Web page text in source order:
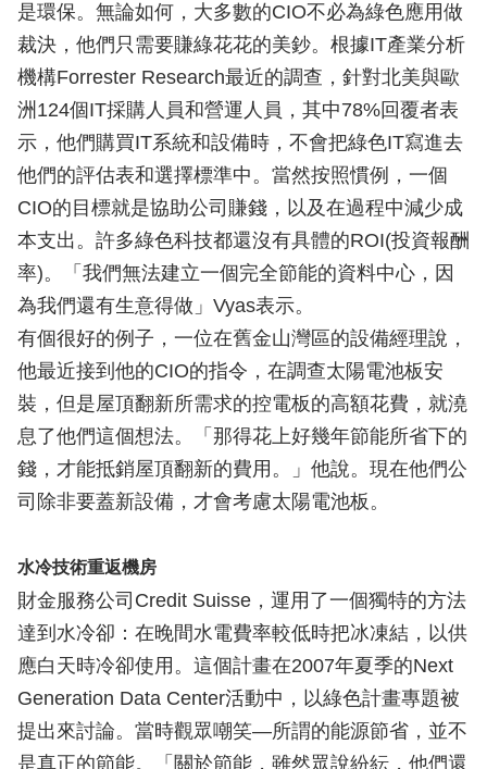
是環保。無論如何，大多數的CIO不必為綠色應用做
裁決，他們只需要賺綠花花的美鈔。根據IT產業分析
機構Forrester Research最近的調查，針對北美與歐
洲124個IT採購人員和營運人員，其中78%回覆者表
示，他們購買IT系統和設備時，不會把綠色IT寫進去
他們的評估表和選擇標準中。當然按照慣例，一個
CIO的目標就是協助公司賺錢，以及在過程中減少成
本支出。許多綠色科技都還沒有具體的ROI(投資報酬
率)。「我們無法建立一個完全節能的資料中心，因
為我們還有生意得做」Vyas表示。
有個很好的例子，一位在舊金山灣區的設備經理說，
他最近接到他的CIO的指令，在調查太陽電池板安
裝，但是屋頂翻新所需求的控電板的高額花費，就澆
息了他們這個想法。「那得花上好幾年節能所省下的
錢，才能抵銷屋頂翻新的費用。」他說。現在他們公
司除非要蓋新設備，才會考慮太陽電池板。
水冷技術重返機房
財金服務公司Credit Suisse，運用了一個獨特的方法
達到水冷卻：在晚間水電費率較低時把冰凍結，以供
應白天時冷卻使用。這個計畫在2007年夏季的Next
Generation Data Center活動中，以綠色計畫專題被
提出來討論。當時觀眾嘲笑—所謂的能源節省，並不
是真正的節能。「關於節能，雖然眾說紛紜，他們還